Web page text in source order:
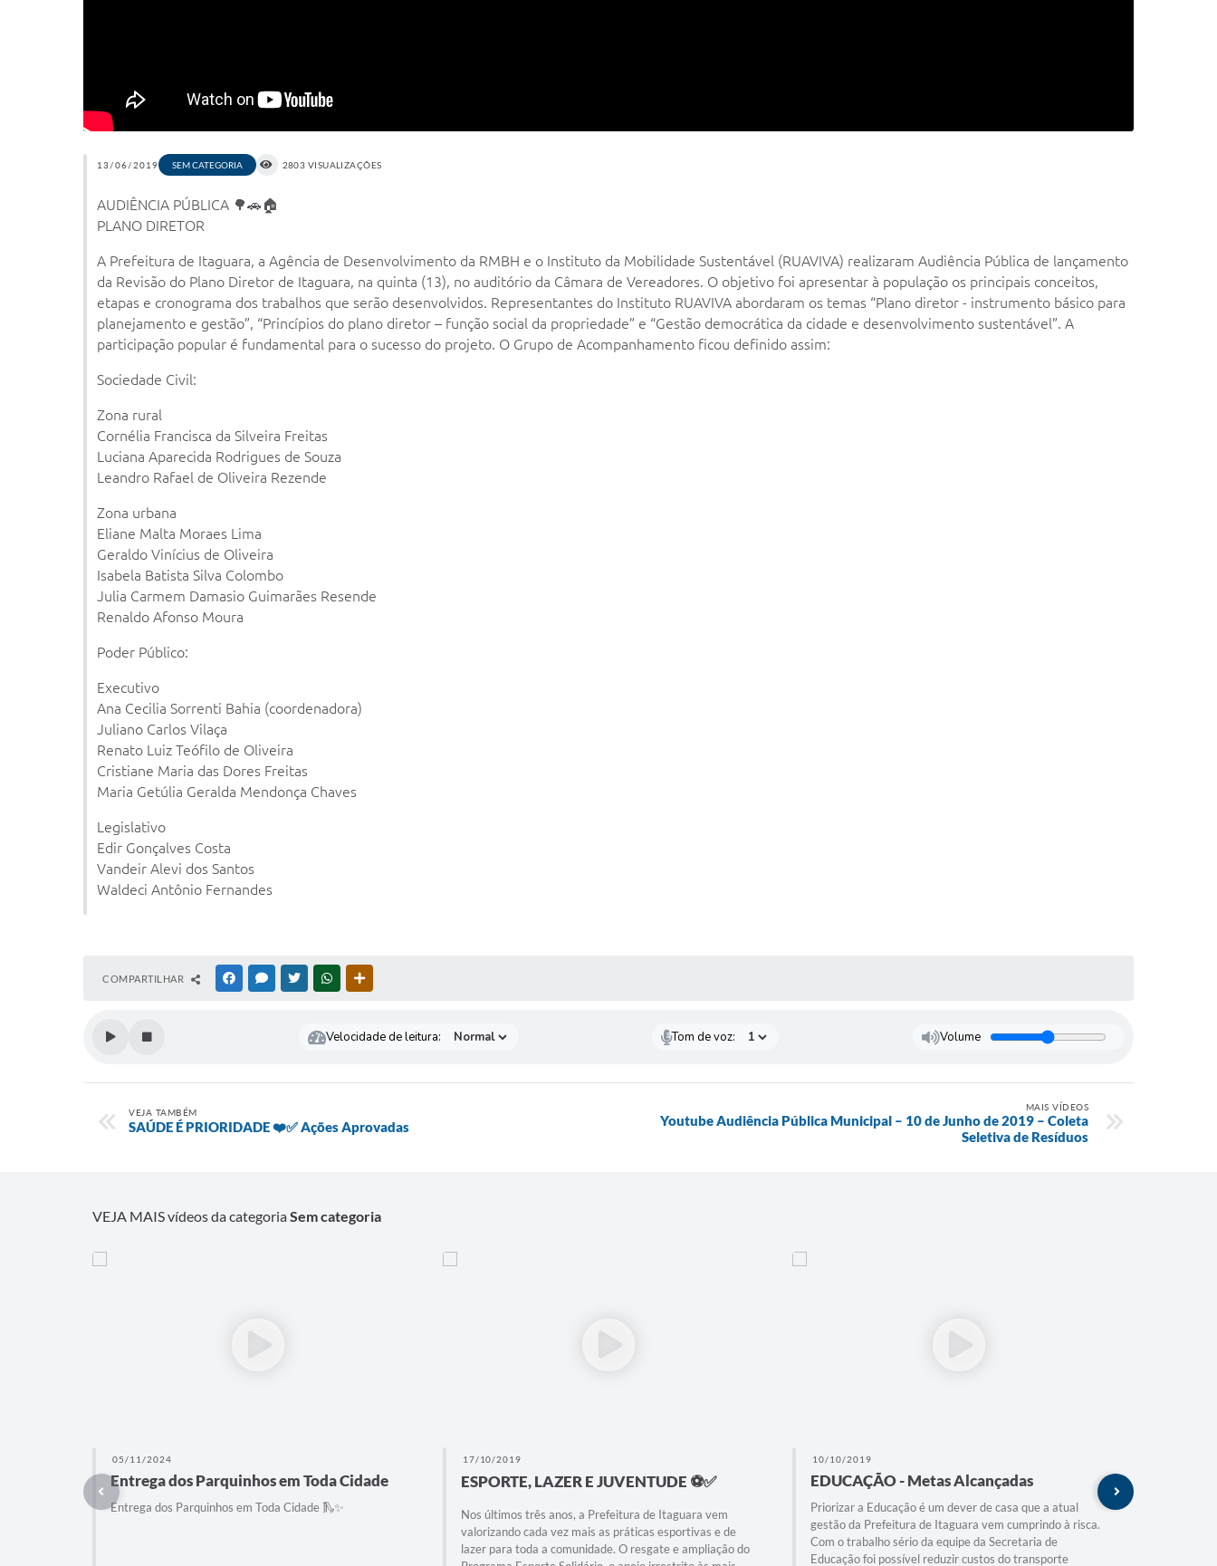
13/06/2019 SEM CATEGORIA 2803 VISUALIZAÇÕES
AUDIÊNCIA PÚBLICA 🌳🚗🏠
PLANO DIRETOR
A Prefeitura de Itaguara, a Agência de Desenvolvimento da RMBH e o Instituto da Mobilidade Sustentável (RUAVIVA) realizaram Audiência Pública de lançamento
da Revisão do Plano Diretor de Itaguara, na quinta (13), no auditório da Câmara de Vereadores. O objetivo foi apresentar à população os principais conceitos,
etapas e cronograma dos trabalhos que serão desenvolvidos. Representantes do Instituto RUAVIVA abordaram os temas “Plano diretor - instrumento básico para
planejamento e gestão”, “Princípios do plano diretor – função social da propriedade” e “Gestão democrática da cidade e desenvolvimento sustentável”. A
participação popular é fundamental para o sucesso do projeto. O Grupo de Acompanhamento ficou definido assim:
Sociedade Civil:
Zona rural
Cornélia Francisca da Silveira Freitas
Luciana Aparecida Rodrigues de Souza
Leandro Rafael de Oliveira Rezende
Zona urbana
Eliane Malta Moraes Lima
Geraldo Vinícius de Oliveira
Isabela Batista Silva Colombo
Julia Carmem Damasio Guimarães Resende
Renaldo Afonso Moura
Poder Público:
Executivo
Ana Cecilia Sorrenti Bahia (coordenadora)
Juliano Carlos Vilaça
Renato Luiz Teófilo de Oliveira
Cristiane Maria das Dores Freitas
Maria Getúlia Geralda Mendonça Chaves
Legislativo
Edir Gonçalves Costa
Vandeir Alevi dos Santos
Waldeci Antônio Fernandes
COMPARTILHAR FACEBOOKMESSENGER
TWITTERWHATSAPP
Velocidade de leitura: Tom de voz: Volume
VEJA TAMBÉM
SAÚDE É PRIORIDADE ❤️✅ Ações Aprovadas
MAIS VÍDEOS
Youtube Audiência Pública Municipal – 10 de Junho de 2019 – Coleta
Seletiva de Resíduos
VEJA MAIS vídeos da categoriaSem categoria
05/11/2024
Entrega dos Parquinhos em Toda Cidade
Entrega dos Parquinhos em Toda Cidade 🛝✨
17/10/2019
ESPORTE, LAZER E JUVENTUDE ⚽️✅
Nos últimos três anos, a Prefeitura de Itaguara vem
valorizando cada vez mais as práticas esportivas e de
lazer para toda a comunidade. O resgate e ampliação do
10/10/2019
EDUCAÇÃO - Metas Alcançadas
Priorizar a Educação é um dever de casa que a atual
gestão da Prefeitura de Itaguara vem cumprindo à risca.
Com o trabalho sério da equipe da Secretaria de
Educação foi possível reduzir custos do transporte